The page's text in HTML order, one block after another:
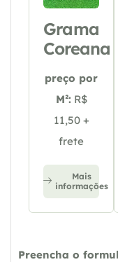
Grama
Coreana
preço por
M²: R$
11,50 +
frete
Mais
informações
Preencha o